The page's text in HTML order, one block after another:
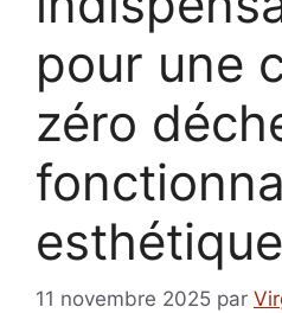
pour une
zéro
esthétique
11 novembre 2025 par